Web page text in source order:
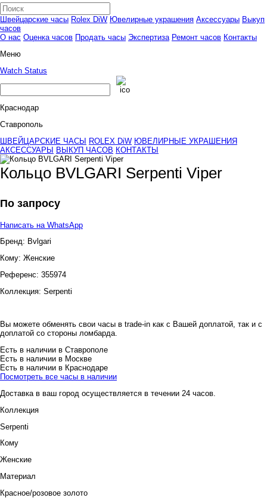
Швейцарские часы Rolex DiW Ювелирные украшения Аксессуары Выкуп
часов
О нас Оценка часов Продать часы Экспертиза Ремонт часов Контакты
Меню
Watch Status
Краснодар
Ставрополь
ШВЕЙЦАРСКИЕ ЧАСЫ
ROLEX DiW ЮВЕЛИРНЫЕ УКРАШЕНИЯ
АКСЕССУАРЫ
ВЫКУП ЧАСОВ КОНТАКТЫ
Кольцо BVLGARI Serpenti Viper
По запросу
Написать на WhatsApp
Бренд: Bvlgari
Кому: Женские
Референс: 355974
Коллекция: Serpenti
Вы можете обменять свои часы в trade-in как с Вашей доплатой, так и с
доплатой со стороны ломбарда.
Есть в наличии в Ставрополе
Есть в наличии в Москве
Есть в наличии в Краснодаре
Посмотреть все часы в наличии
Доставка в ваш город осуществляется в течении 24 часов.
Коллекция
Serpenti
Кому
Женские
Материал
Красное/розовое золото